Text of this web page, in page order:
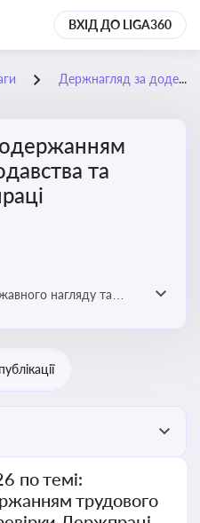
ВХІД ДО LIGA360
Держнагляд за додержанням трудового законодавства та перевірки Держпраці
та
нагляду та
по темі:
трудового